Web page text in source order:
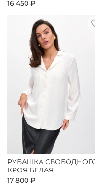
16 450 ₽
РУБАШКА
КРОЯ БЕЛАЯ
17 800 ₽